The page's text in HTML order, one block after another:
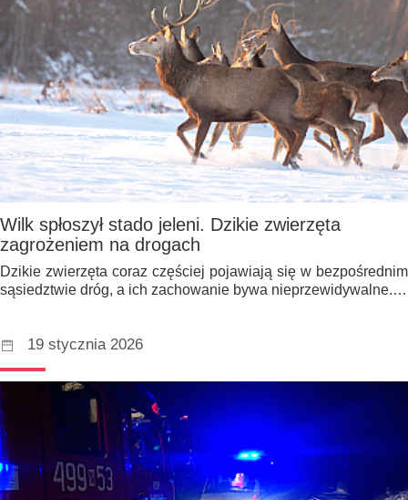
Wilk spłoszył stado jeleni. Dzikie zwierzęta
zagrożeniem na drogach
Dzikie zwierzęta coraz częściej pojawiają się w bezpośrednim
sąsiedztwie dróg, a ich zachowanie bywa nieprzewidywalne.…
19 stycznia 2026